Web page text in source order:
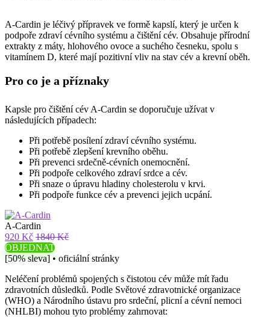
A-Cardin je léčivý přípravek ve formě kapslí, který je určen k
podpoře zdraví cévního systému a čištění cév. Obsahuje přírodní
extrakty z máty, hlohového ovoce a suchého česneku, spolu s
vitamínem D, které mají pozitivní vliv na stav cév a krevní oběh.
Pro co je a příznaky
Kapsle pro čištění cév A-Cardin se doporučuje užívat v
následujících případech:
Při potřebě posílení zdraví cévního systému.
Při potřebě zlepšení krevního oběhu.
Při prevenci srdečně-cévních onemocnění.
Při podpoře celkového zdraví srdce a cév.
Při snaze o úpravu hladiny cholesterolu v krvi.
Při podpoře funkce cév a prevenci jejich ucpání.
A-Cardin
920 Kč 1840 Kč
OBJEDNAT
[50% sleva] • oficiální stránky
Neléčení problémů spojených s čistotou cév může mít řadu
zdravotních důsledků. Podle Světové zdravotnické organizace
(WHO) a Národního ústavu pro srdeční, plicní a cévní nemoci
(NHLBI) mohou tyto problémy zahrnovat: